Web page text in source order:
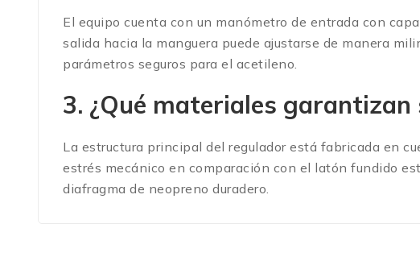
El equipo cuenta con un manómetro de entrada con
salida hacia la manguera puede ajustarse de manera
parámetros seguros para el acetileno.
3. ¿Qué materiales
La estructura principal del regulador está fabricada en
estrés mecánico en comparación con el latón fundido
diafragma de neopreno duradero.